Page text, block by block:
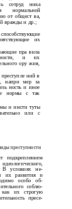
сотруд­ ника
нормальной
от общест­ ва,
вражды и др.;
их
пра­ вила
и их
ору­ жия,
ний в
напри­ мер за
ность и иное
нормы с так
и инсти­ туты
или с
преступности
подкреплением
В условиях не­
их развития и
особо об­
соблю­
как их строгую
пресе­